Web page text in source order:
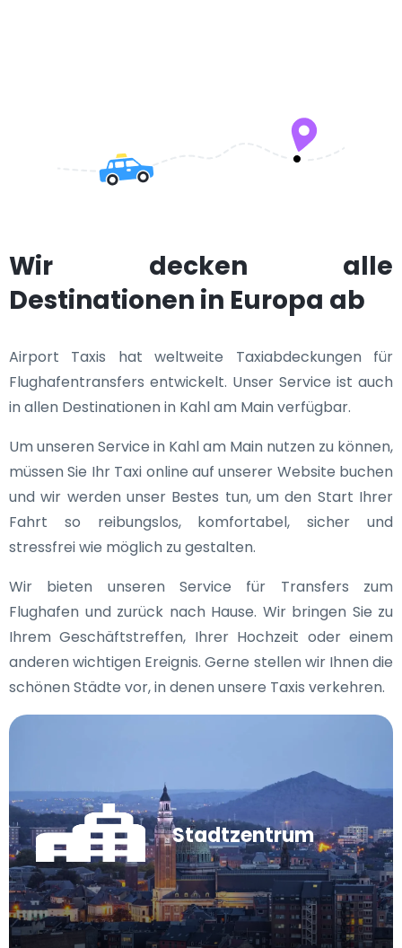
Wir decken alle
Destinationen in Europa ab
Airport Taxis hat weltweite Taxiabdeckungen für
Flughafentransfers entwickelt. Unser Service ist auch
in allen Destinationen in Kahl am Main verfügbar.
Um unseren Service in Kahl am Main nutzen zu können,
müssen Sie Ihr Taxi online auf unserer Website buchen
und wir werden unser Bestes tun, um den Start Ihrer
Fahrt so reibungslos, komfortabel, sicher und
stressfrei wie möglich zu gestalten.
Wir bieten unseren Service für Transfers zum
Flughafen und zurück nach Hause. Wir bringen Sie zu
Ihrem Geschäftstreffen, Ihrer Hochzeit oder einem
anderen wichtigen Ereignis. Gerne stellen wir Ihnen die
schönen Städte vor, in denen unsere Taxis verkehren.
Stadtzentrum